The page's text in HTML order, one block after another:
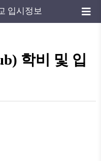
입시정보
학비 및 입